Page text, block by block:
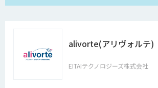
alivorte(アリヴォルテ)
EITAIテクノロジーズ株式会社